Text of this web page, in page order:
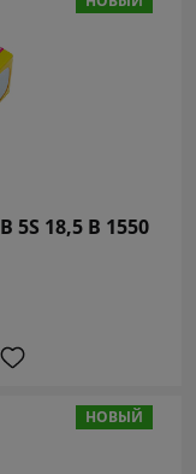
5S 18,5 В 1550
НОВЫЙ